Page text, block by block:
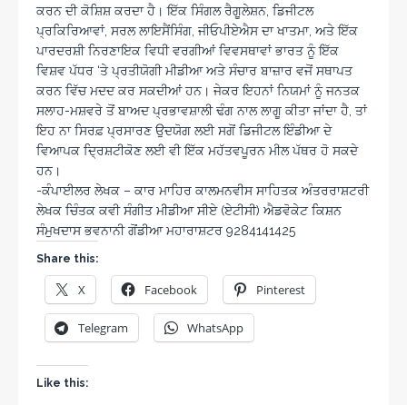
ਕਰਨ ਦੀ ਕੋਸ਼ਿਸ਼ ਕਰਦਾ ਹੈ। ਇੱਕ ਸਿੰਗਲ ਰੈਗੂਲੇਸ਼ਨ, ਡਿਜੀਟਲ
ਪ੍ਰਕਿਰਿਆਵਾਂ, ਸਰਲ ਲਾਇਸੈਂਸਿੰਗ, ਜੀਓਪੀਏਐਸ ਦਾ ਖਾਤਮਾ, ਅਤੇ ਇੱਕ
ਪਾਰਦਰਸ਼ੀ ਨਿਰਣਾਇਕ ਵਿਧੀ ਵਰਗੀਆਂ ਵਿਵਸਥਾਵਾਂ ਭਾਰਤ ਨੂੰ ਇੱਕ
ਵਿਸ਼ਵ ਪੱਧਰ ‘ਤੇ ਪ੍ਰਤੀਯੋਗੀ ਮੀਡੀਆ ਅਤੇ ਸੰਚਾਰ ਬਾਜ਼ਾਰ ਵਜੋਂ ਸਥਾਪਤ
ਕਰਨ ਵਿੱਚ ਮਦਦ ਕਰ ਸਕਦੀਆਂ ਹਨ। ਜੇਕਰ ਇਹਨਾਂ ਨਿਯਮਾਂ ਨੂੰ ਜਨਤਕ
ਸਲਾਹ-ਮਸ਼ਵਰੇ ਤੋਂ ਬਾਅਦ ਪ੍ਰਭਾਵਸ਼ਾਲੀ ਢੰਗ ਨਾਲ ਲਾਗੂ ਕੀਤਾ ਜਾਂਦਾ ਹੈ, ਤਾਂ
ਇਹ ਨਾ ਸਿਰਫ਼ ਪ੍ਰਸਾਰਣ ਉਦਯੋਗ ਲਈ ਸਗੋਂ ਡਿਜੀਟਲ ਇੰਡੀਆ ਦੇ
ਵਿਆਪਕ ਦ੍ਰਿਸ਼ਟੀਕੋਣ ਲਈ ਵੀ ਇੱਕ ਮਹੱਤਵਪੂਰਨ ਮੀਲ ਪੱਥਰ ਹੋ ਸਕਦੇ
ਹਨ।
-ਕੰਪਾਈਲਰ ਲੇਖਕ – ਕਾਰ ਮਾਹਿਰ ਕਾਲਮਨਵੀਸ ਸਾਹਿਤਕ ਅੰਤਰਰਾਸ਼ਟਰੀ
ਲੇਖਕ ਚਿੰਤਕ ਕਵੀ ਸੰਗੀਤ ਮੀਡੀਆ ਸੀਏ (ਏਟੀਸੀ) ਐਡਵੋਕੇਟ ਕਿਸ਼ਨ
ਸੰਮੁਖਦਾਸ ਭਵਨਾਨੀ ਗੋਂਡੀਆ ਮਹਾਰਾਸ਼ਟਰ 9284141425
Share this:
X Facebook Pinterest
Telegram WhatsApp
Like this: